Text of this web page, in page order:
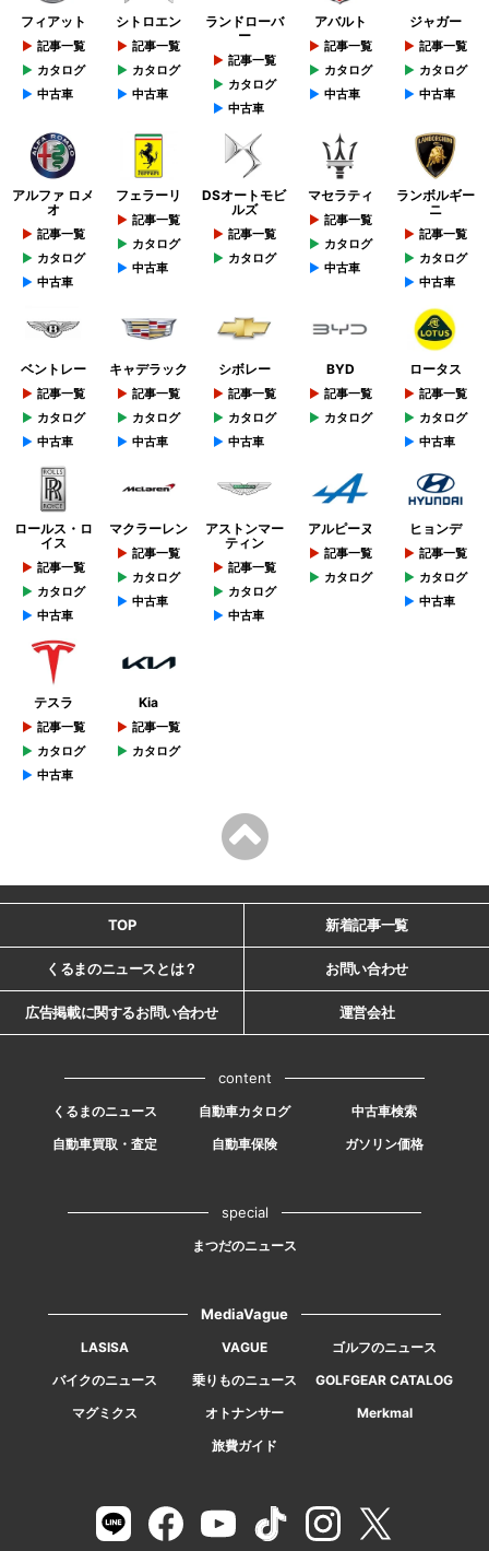
フィアット
記事一覧
カタログ
中古車
シトロエン
記事一覧
カタログ
中古車
ランドローバ
ー
記事一覧
カタログ
中古車
アバルト
記事一覧
カタログ
中古車
ジャガー
記事一覧
カタログ
中古車
アルファ ロメ
オ
記事一覧
カタログ
中古車
フェラーリ
記事一覧
カタログ
中古車
DSオートモビ
ルズ
記事一覧
カタログ
マセラティ
記事一覧
カタログ
中古車
ランボルギー
ニ
記事一覧
カタログ
中古車
ベントレー
記事一覧
カタログ
中古車
キャデラック
記事一覧
カタログ
中古車
シボレー
記事一覧
カタログ
中古車
BYD
記事一覧
カタログ
ロータス
記事一覧
カタログ
中古車
ロールス・ロ
イス
記事一覧
カタログ
中古車
マクラーレン
記事一覧
カタログ
中古車
アストンマー
ティン
記事一覧
カタログ
中古車
アルピーヌ
記事一覧
カタログ
ヒョンデ
記事一覧
カタログ
中古車
テスラ
記事一覧
カタログ
中古車
Kia
記事一覧
カタログ
TOP 新着記事一覧
くるまのニュースとは？ お問い合わせ
広告掲載に関するお問い合わせ 運営会社
content
くるまのニュース 自動車カタログ
中古車検索
自動車買取・査定
自動車保険 ガソリン価格
special
まつだのニュース
MediaVague
LASISA VAGUE
ゴルフのニュース
バイクのニュース
乗りものニュース
GOLFGEAR CATALOG
マグミクス
オトナンサー
Merkmal
旅費ガイド